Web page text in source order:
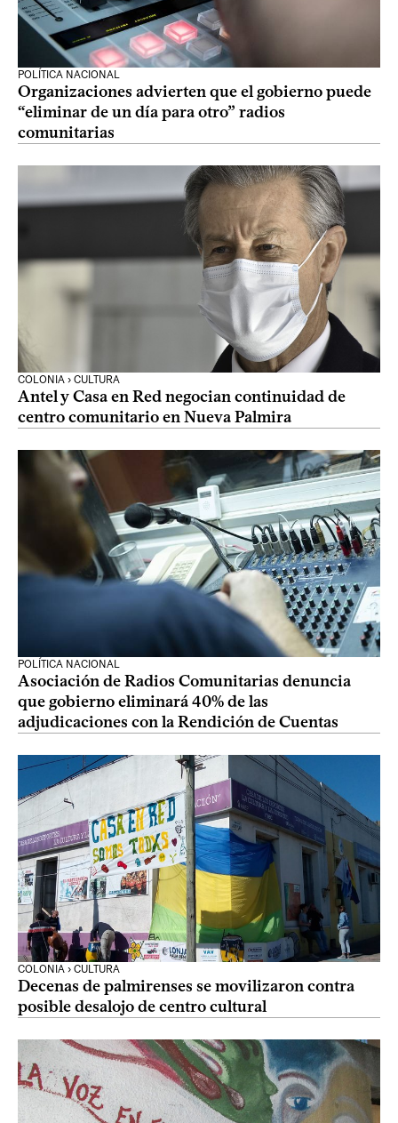
POLÍTICA NACIONAL
Organizaciones advierten que el gobierno puede
“eliminar de un día para otro” radios
comunitarias
COLONIA › CULTURA
Antel y Casa en Red negocian continuidad de
centro comunitario en Nueva Palmira
POLÍTICA NACIONAL
Asociación de Radios Comunitarias denuncia
que gobierno eliminará 40% de las
adjudicaciones con la Rendición de Cuentas
COLONIA › CULTURA
Decenas de palmirenses se movilizaron contra
posible desalojo de centro cultural